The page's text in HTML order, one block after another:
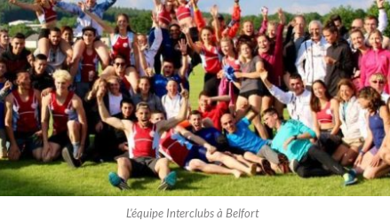
L’équipe Interclubs à Belfort